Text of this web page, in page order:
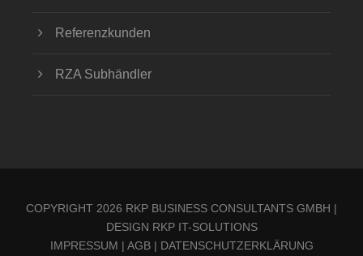
Referenzkunden
RZA Subhändler
COPYRIGHT 2026 RKP BUSINESS CONSULTANTS GMBH |
DESIGN RKP IT-SOLUTIONS
IMPRESSUM | AGB| DATENSCHUTZERKLÄRUNG